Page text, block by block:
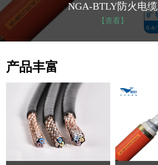
NGA-BTLY防火电缆
【查看】
产品丰富